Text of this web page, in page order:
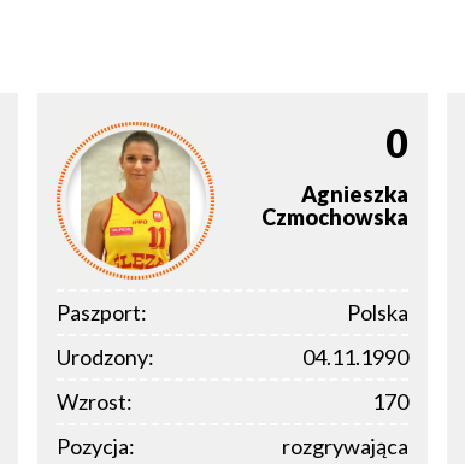
0
Agnieszka
Czmochowska
Paszport:
Polska
Urodzony:
04.11.1990
Wzrost:
170
Pozycja:
rozgrywająca